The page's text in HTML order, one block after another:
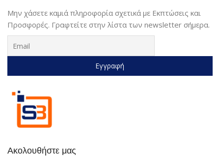
Ακολουθήστε μας
Μην χάσετε καμιά πληροφορία σχετικά με Εκπτώσεις και
Προσφορές. Γραφτείτε στην λίστα των newsletter σήμερα.